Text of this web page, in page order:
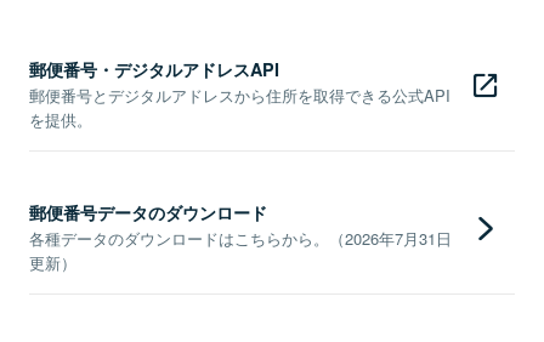
郵便番号・デジタルアドレスAPI
郵便番号とデジタルアドレスから住所を取得できる公式API
を提供。
郵便番号データのダウンロード
各種データのダウンロードはこちらから。（2026年7月31日
更新）